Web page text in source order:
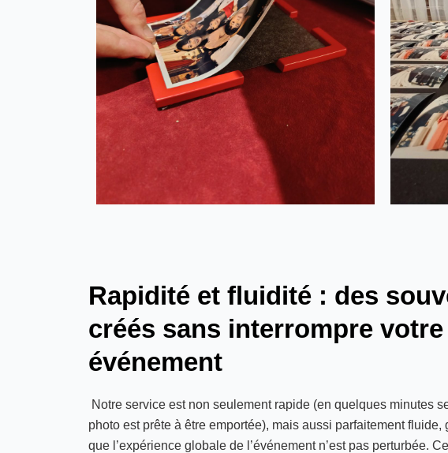
Rapidité et fluidité : des
créés sans interrompre votre
événement
Notre service est non seulement rapide (en quelques minutes
photo est prête à être emportée), mais aussi parfaitement fluide,
que l’expérience globale de l’événement n’est pas perturbée.